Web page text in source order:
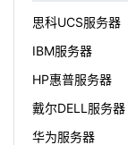
思科UCS服务器
IBM服务器
HP惠普服务器
戴尔DELL服务器
华为服务器